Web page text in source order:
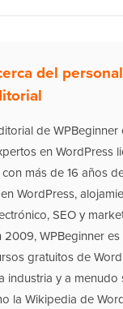
del personal
de WPBeginner
en WordPress
más de 16 años
WordPress,
SEO y
2009, WPBeginner
gratuitos de
industria y a menudo
la Wikipedia de